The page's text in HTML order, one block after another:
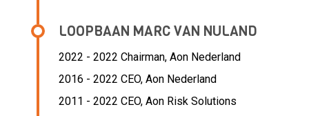
LOOPBAAN MARC VAN NULAND
2022 - 2022 Chairman, Aon Nederland
2016 - 2022 CEO, Aon Nederland
2011 - 2022 CEO, Aon Risk Solutions